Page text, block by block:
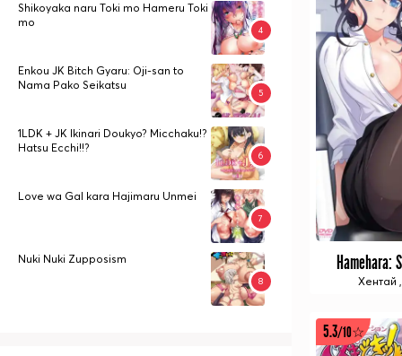
Hamehara:
Хентай
5.3/10☆
Shikoyaka naru Toki mo Hameru Toki
mo
Enkou JK Bitch Gyaru: Oji-san to
Nama Pako Seikatsu
1LDK + JK Ikinari Doukyo? Micchaku!?
Hatsu Ecchi!!?
Love wa Gal kara Hajimaru Unmei
Nuki Nuki Zupposism